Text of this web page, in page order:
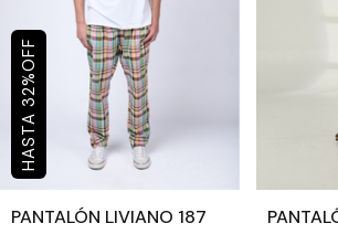
32
%
OFF
PANTALÓN LIVIANO 187